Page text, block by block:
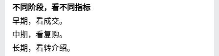
不同阶段，看不同指标
早期，看成交。
中期，看复购。
长期，看转介绍。